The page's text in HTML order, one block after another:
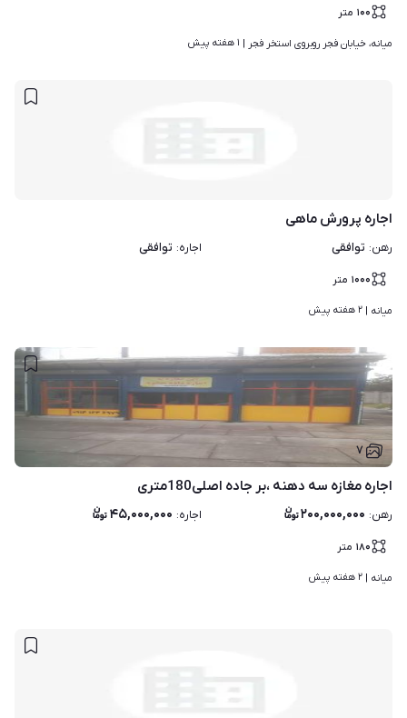
۱۰۰ متر
میانه، خیابان فجر روبروی استخر فجر | ۱ هفته پیش
اجاره پرورش ماهی
رهن: توافقی اجاره: توافقی
۱۰۰۰ متر
میانه | ۲ هفته پیش
۷
اجاره مغازه سه دهنه ،بر جاده اصلی180متری
رهن: ۲۰۰,۰۰۰,۰۰۰ اجاره: ۴۵,۰۰۰,۰۰۰
۱۸۰ متر
میانه | ۲ هفته پیش